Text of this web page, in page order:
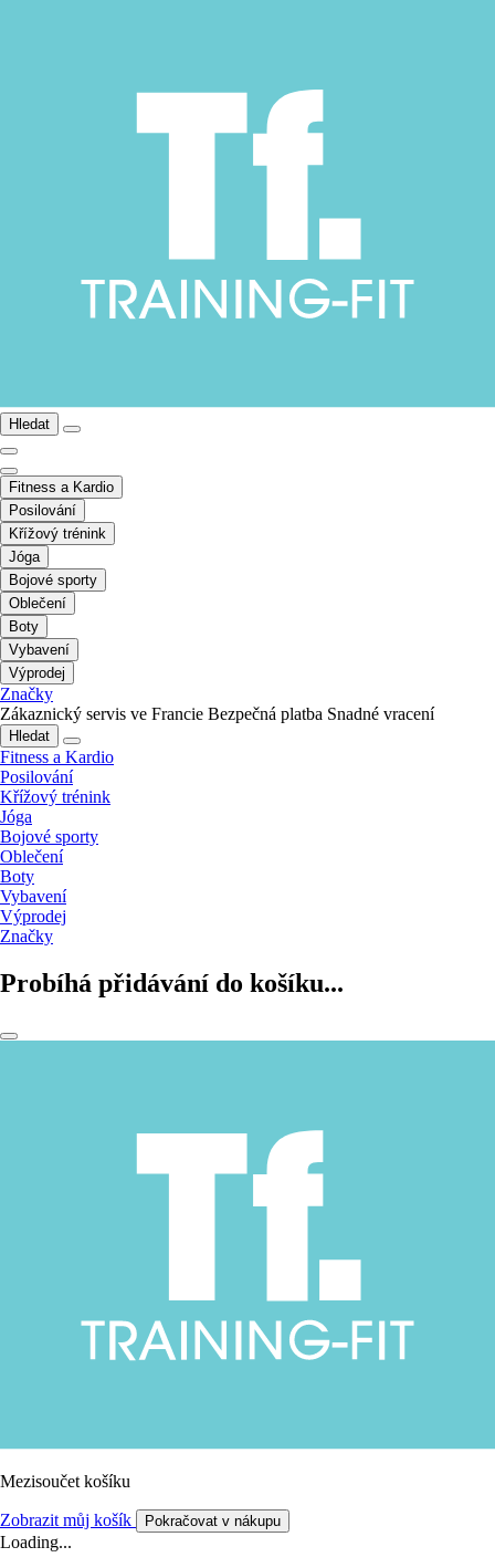
Hledat
Fitness a Kardio
Posilování
Křížový trénink
Jóga
Bojové sporty
Oblečení
Boty
Vybavení
Výprodej
Značky
Zákaznický servis ve Francie Bezpečná platba Snadné vracení
Hledat
Fitness a Kardio
Posilování
Křížový trénink
Jóga
Bojové sporty
Oblečení
Boty
Vybavení
Výprodej
Značky
Probíhá přidávání do košíku...
Mezisoučet košíku
Zobrazit můj košík Pokračovat v nákupu
Loading...